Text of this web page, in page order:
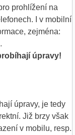
prohlížení na
I v mobilní
zejména:
úpravy!
úpravy, je tedy
Již brzy však
v mobilu, resp.